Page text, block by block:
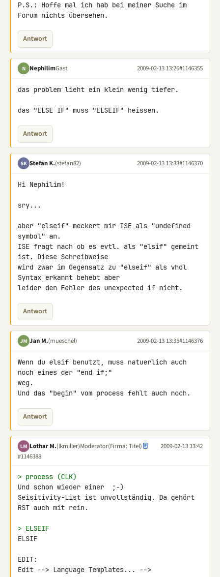
P.S.: Hoffe mal ich hab bei meiner Suche im
Forum nichts übersehen.
Antwort
N NephilimGast 2009-02-13 13:26#1146355
das problem lieht ein klein wenig tiefer.
das "ELSE IF" muss "ELSEIF" heissen.
Antwort
SK Stefan K.(stefan82) 2009-02-13 13:33#1146370
Hi Nephilim!
sry...
aber "elseif" meckert mir ISE als "undefined
symbol" an.
ISE fragt nach ob es evtl. als "elsif" gemeint
ist. Diese Schreibweise
wird zwar im Gegensatz zu "elseif" als vhdl
Syntax erkannt behebt aber
leider den Fehler des unexpected if nicht.
Antwort
JM Jan M.(mueschel) 2009-02-13 13:35#1146376
Wenn du elsif benutzt, muss natuerlich auch
noch eines der "end if;"
weg.
Und das "begin" vom process fehlt auch noch.
Antwort
LM Lothar M.(lkmiller)Moderator(Firma: Titel)
2009-02-13 13:42
#1146388
> process (CLK)
Und schon wieder einer  ;-)
Seisitivity-List ist unvollständig. Da gehört
RST auch mit rein.
> ELSEIF
ELSIF
EDIT: